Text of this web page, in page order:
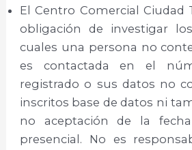
El Centro Comercial Ciudad
obligación de investigar
cuales una persona no
es contactada en el
registrado o sus datos no
inscritos base de datos ni
no aceptación de la
presencial. No es